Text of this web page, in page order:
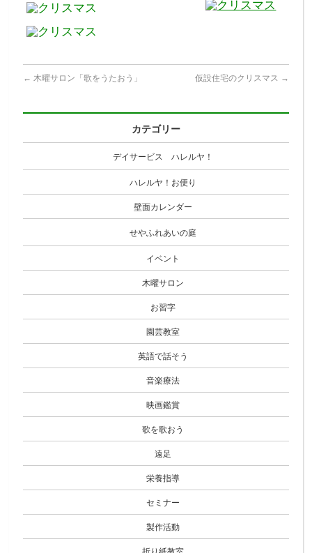
← 木曜サロン「歌をうたおう」 仮設住宅のクリスマス →
カテゴリー
デイサービス ハレルヤ！
ハレルヤ！お便り
壁面カレンダー
せやふれあいの庭
イベント
木曜サロン
お習字
園芸教室
英語で話そう
音楽療法
映画鑑賞
歌を歌おう
遠足
栄養指導
セミナー
製作活動